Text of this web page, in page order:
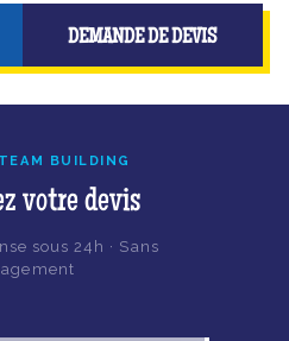
DEMANDE DE DEVIS
BUILDING
votre devis
sous 24h · Sans